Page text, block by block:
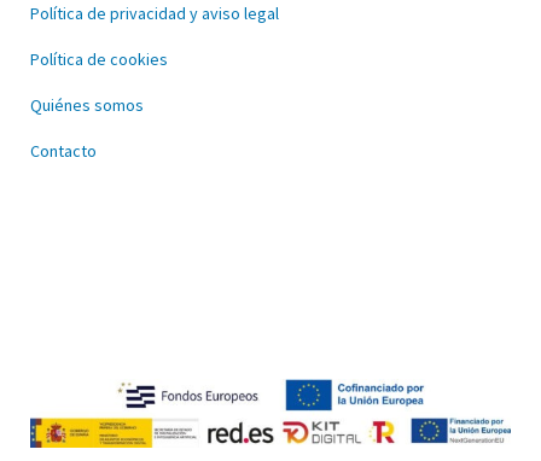
Política de privacidad y aviso legal
Política de cookies
Quiénes somos
Contacto